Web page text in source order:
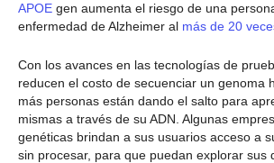
APOE gen aumenta el riesgo de una
enfermedad de Alzheimer al más de 20
Con los avances en las tecnologías de
reducen el costo de secuenciar un genoma
más personas están dando el salto para
mismas a través de su ADN. Algunas
genéticas brindan a sus usuarios acceso a
sin procesar, para que puedan explorar sus